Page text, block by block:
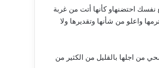
احتضنهاو كأنها أتت من غربة
واعلو من شأنها وتقديرها ولا
اجلها بالقليل من الكثير من